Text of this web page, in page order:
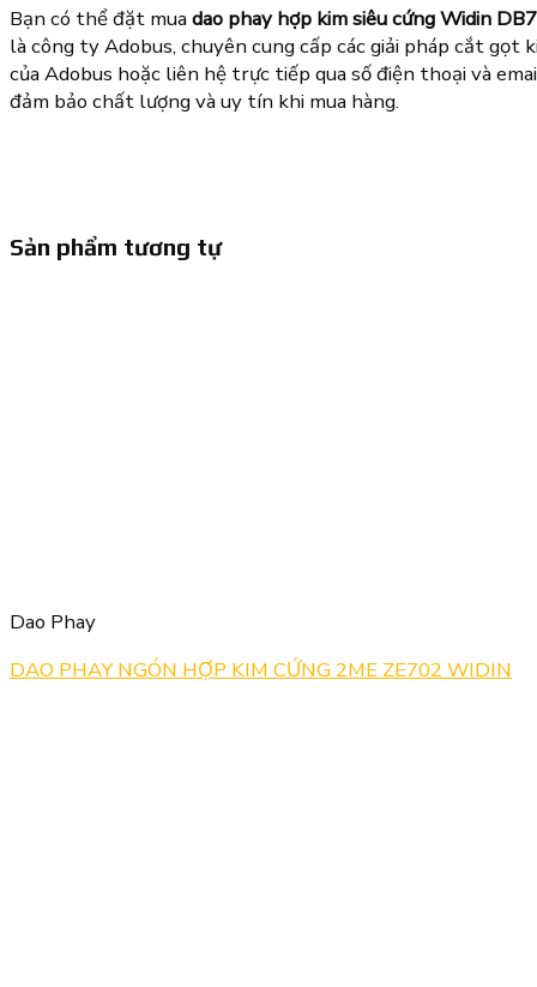
Bạn có thể đặt mua dao phay hợp kim siêu cứng Widin
là công ty Adobus, chuyên cung cấp các giải pháp cắt gọt
của Adobus hoặc liên hệ trực tiếp qua số điện thoại và
đảm bảo chất lượng và uy tín khi mua hàng.
Sản phẩm tương tự
Dao Phay
DAO PHAY NGÓN HỢP KIM CỨNG 2ME ZE702 WIDIN